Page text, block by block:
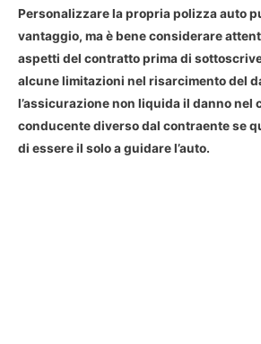
Personalizzare la propria polizza auto
vantaggio, ma è bene considerare
aspetti del contratto prima di
alcune limitazioni nel risarcimento del
l’assicurazione non liquida il danno nel
conducente diverso dal contraente se
di essere il solo a guidare l’auto.